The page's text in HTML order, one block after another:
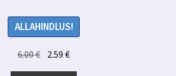
ALLAHINDLUS!
6.00€ Algne
2.59€Praegune